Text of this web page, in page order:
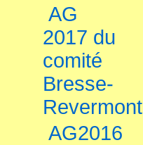
AG
2017 du
comité
Bresse-
Revermont
AG2016